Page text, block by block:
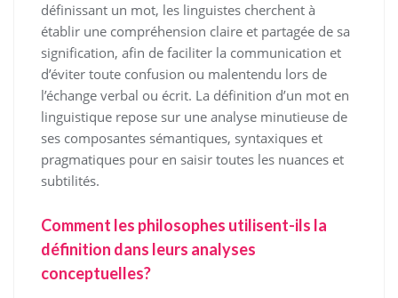
définissant un mot, les linguistes cherchent à
établir une compréhension claire et partagée de sa
signification, afin de faciliter la communication et
d’éviter toute confusion ou malentendu lors de
l’échange verbal ou écrit. La définition d’un mot en
linguistique repose sur une analyse minutieuse de
ses composantes sémantiques, syntaxiques et
pragmatiques pour en saisir toutes les nuances et
subtilités.
Comment les philosophes utilisent-ils la
définition dans leurs analyses
conceptuelles?